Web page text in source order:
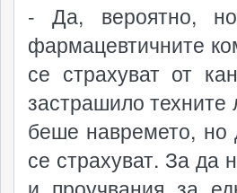
- Да, вероятно,
фармацевтичните
се страхуват от
застрашило
беше навремето,
се страхуват. За да